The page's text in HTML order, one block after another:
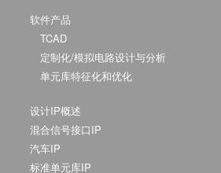
软件产品
TCAD
定制化/模拟电路设计与分析
单元库特征化和优化
设计IP概述
混合信号接口IP
汽车IP
标准单元库IP